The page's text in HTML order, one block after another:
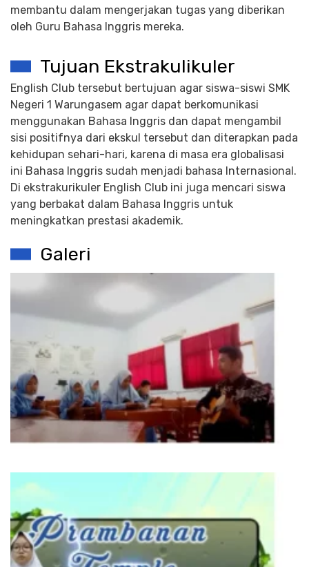
membantu dalam mengerjakan tugas yang diberikan
oleh Guru Bahasa Inggris mereka.
Tujuan Ekstrakulikuler
English Club tersebut bertujuan agar siswa-siswi SMK
Negeri 1 Warungasem agar dapat berkomunikasi
menggunakan Bahasa Inggris dan dapat mengambil
sisi positifnya dari ekskul tersebut dan diterapkan pada
kehidupan sehari-hari, karena di masa era globalisasi
ini Bahasa Inggris sudah menjadi bahasa Internasional.
Di ekstrakurikuler English Club ini juga mencari siswa
yang berbakat dalam Bahasa Inggris untuk
meningkatkan prestasi akademik.
Galeri